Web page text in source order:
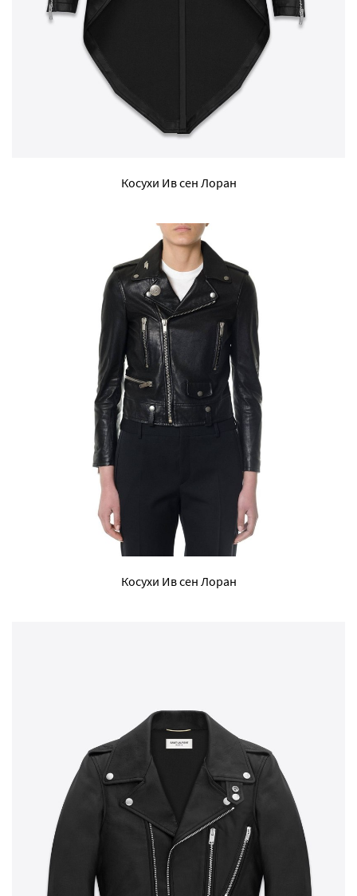
Косухи Ив сен Лоран
Косухи Ив сен Лоран